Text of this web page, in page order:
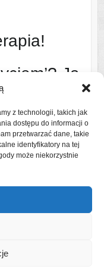
z technologii, takich jak
dostępu do informacji o
przetwarzać dane, takie
identyfikatory na tej
może niekorzystnie
Ja
z bandą
podróży